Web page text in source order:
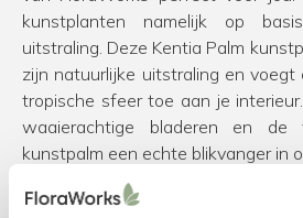
kunstplanten namelijk op
uitstraling. Deze Kentia Palm
zijn natuurlijke uitstraling en
tropische sfeer toe aan je
waaierachtige bladeren en
kunstpalm een echte blikvanger in
Specificaties kunstplant